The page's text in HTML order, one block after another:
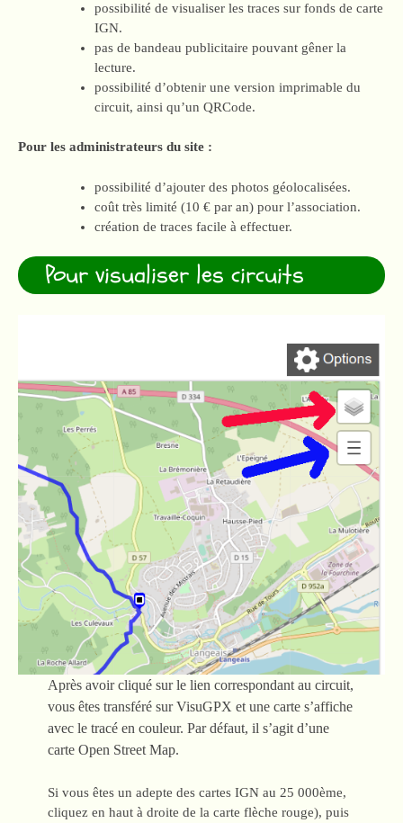
possibilité de visualiser les traces sur fonds de carte
IGN.
pas de bandeau publicitaire pouvant gêner la
lecture.
possibilité d’obtenir une version imprimable du
circuit, ainsi qu’un QRCode.
Pour les administrateurs du site :
possibilité d’ajouter des photos géolocalisées.
coût très limité (10 € par an) pour l’association.
création de traces facile à effectuer.
Pour visualiser les circuits
Après avoir cliqué sur le lien correspondant au circuit,
vous êtes transféré sur VisuGPX et une carte s’affiche
avec le tracé en couleur. Par défaut, il s’agit d’une
carte Open Street Map.
Si vous êtes un adepte des cartes IGN au 25 000ème,
cliquez en haut à droite de la carte flèche rouge), puis